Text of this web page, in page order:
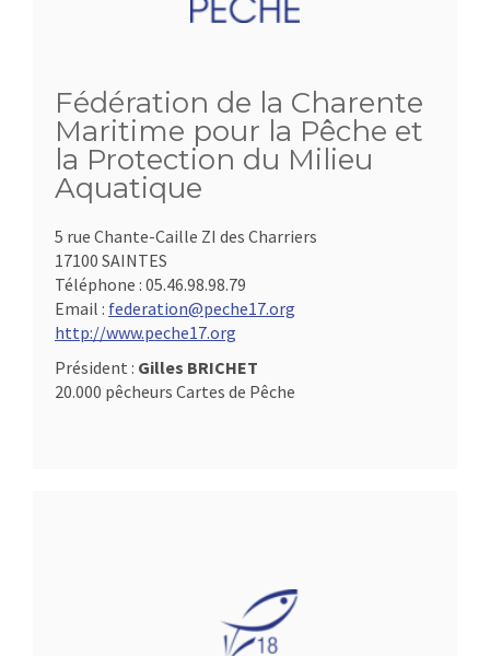
Fédération de la Charente
Maritime pour la Pêche et
la Protection du Milieu
Aquatique
5 rue Chante-Caille ZI des Charriers
17100 SAINTES
Téléphone : 05.46.98.98.79
Email : federation@peche17.org
http://www.peche17.org
Président : Gilles BRICHET
20.000 pêcheurs Cartes de Pêche